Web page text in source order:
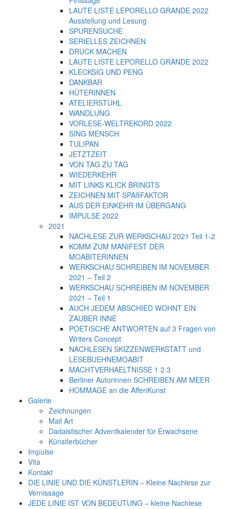
LAUTE LISTE LEPORELLO GRANDE 2022
Ausstellung und Lesung
SPURENSUCHE
SERIELLES ZEICHNEN
DRUCK MACHEN
LAUTE LISTE LEPORELLO GRANDE 2022
KLECKSIG UND PENG
DANKBAR
HÜTERINNEN
ATELIERSTUHL
WANDLUNG
VORLESE-WELTREKORD 2022
SING MENSCH
TULIPAN
JETZTZEIT
VON TAG ZU TAG
WIEDERKEHR
MIT LINKS KLICK BRINGTS
ZEICHNEN MIT SPAßFAKTOR
AUS DER EINKEHR IM ÜBERGANG
IMPULSE 2022
2021
NACHLESE ZUR WERKSCHAU 2021 Teil 1-2
KOMM ZUM MANIFEST DER
MOABITERINNEN
WERKSCHAU SCHREIBEN IM NOVEMBER
2021 – Teil 2
WERKSCHAU SCHREIBEN IM NOVEMBER
2021 – Teil 1
AUCH JEDEM ABSCHIED WOHNT EIN
ZAUBER INNE
POETISCHE ANTWORTEN auf 3 Fragen von
Writers Concept
NACHLESEN SKIZZENWERKSTATT und
LESEBUEHNEMOABIT
MACHTVERHAELTNISSE 1 2 3
Berliner Autorinnen SCHREIBEN AM MEER
HOMMAGE an die AffenKunst
Galerie
Zeichnungen
Mail Art
Dadaistischer Adventkalender für Erwachsene
Künstlerbücher
Impulse
Vita
Kontakt
DIE LINIE UND DIE KÜNSTLERIN – Kleine Nachlese zur
Vernissage
JEDE LINIE IST VON BEDEUTUNG – kleine Nachlese